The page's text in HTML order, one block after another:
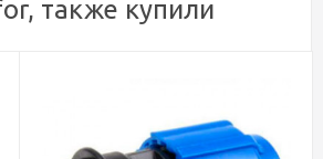
также купили